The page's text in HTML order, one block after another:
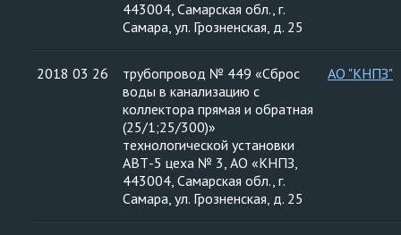
443004, Самарская обл., г.
Самара, ул. Грозненская, д. 25
2018 03 26
трубопровод № 449 «Сброс
воды в канализацию с
коллектора прямая и обратная
(25/1;25/300)»
технологической установки
АВТ-5 цеха № 3, АО «КНПЗ,
443004, Самарская обл., г.
Самара, ул. Грозненская, д. 25
АО "КНПЗ"